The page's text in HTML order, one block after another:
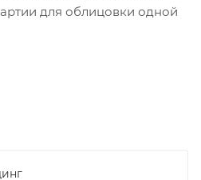
для облицовки одной